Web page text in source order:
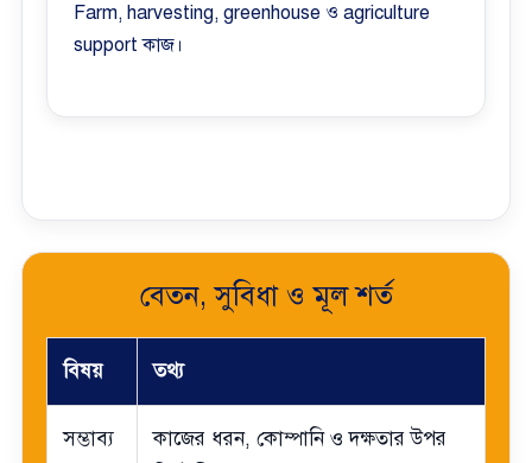
Farm, harvesting, greenhouse ও agriculture
support কাজ।
বেতন, সুবিধা ও মূল শর্ত
বিষয় তথ্য
সম্ভাব্য
কাজের ধরন, কোম্পানি ও দক্ষতার উপর